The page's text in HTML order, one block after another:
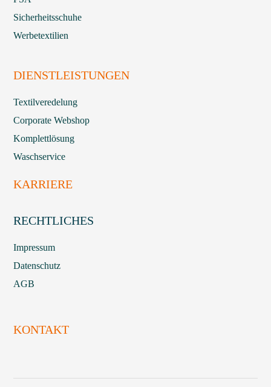
Sicherheitsschuhe
Werbetextilien
DIENSTLEISTUNGEN
Textilveredelung
Corporate Webshop
Komplettlösung
Waschservice
KARRIERE
RECHTLICHES
Impressum
Datenschutz
AGB
KONTAKT